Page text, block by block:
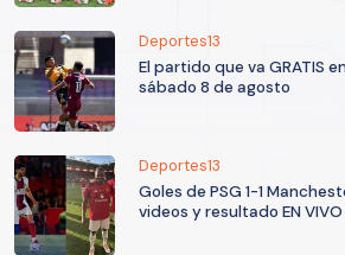
Deportes13
El partido que va GRATIS
sábado 8 de agosto
Deportes13
Goles de PSG 1-1
videos y resultado EN